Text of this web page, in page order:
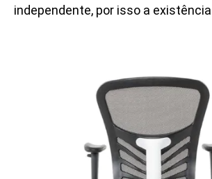
independente, por isso a existência